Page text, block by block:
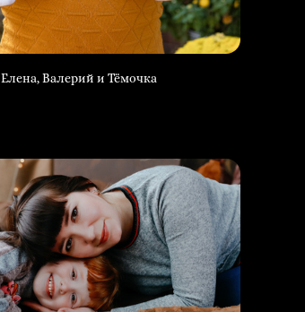
Елена, Валерий и Тёмочка